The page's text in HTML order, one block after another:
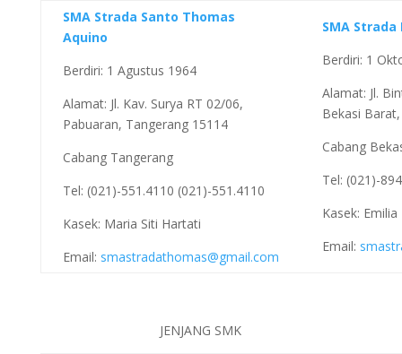
SMA Strada Santo Thomas
Aquino
Berdiri: 1 Agustus 1964
Alamat: Jl. Kav. Surya RT 02/06,
Pabuaran, Tangerang 15114
Cabang Tangerang
Tel: (021)-551.4110 (021)-551.4110
Kasek: Maria Siti Hartati
Email: smastradathomas@gmail.com
SMA
Berdiri: 1
Alamat: Jl.
Bekasi
Cabang
Tel: (021)-
Kasek: Emilia
Email:
JENJANG SMK